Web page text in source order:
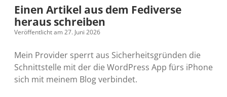
Kreativitätserklärung
Barrierefreiheit
Meine Fediverse Regeln
öffnen
barcamper.at – Die österreichische Barcamp Liste
Alleinr – Der Ruheraum im Web (externer Link)
S9y InfoCamp – Der Serendpity Podcast (externer
Link)
Impressum Dropdown-
Datenschutz
Microblog
rss email-
form
mastodon
Einen Artikel aus dem Fediverse
heraus schreiben
Veröffentlicht am 27. Juni 2026
Mein Provider sperrt aus Sicherheitsgründen die
Schnittstelle mit der die WordPress App fürs iPhone
sich mit meinem Blog verbindet.